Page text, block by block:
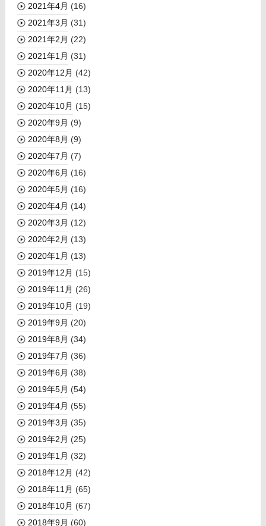
2021年4月 (16)
2021年3月 (31)
2021年2月 (22)
2021年1月 (31)
2020年12月 (42)
2020年11月 (13)
2020年10月 (15)
2020年9月 (9)
2020年8月 (9)
2020年7月 (7)
2020年6月 (16)
2020年5月 (16)
2020年4月 (14)
2020年3月 (12)
2020年2月 (13)
2020年1月 (13)
2019年12月 (15)
2019年11月 (26)
2019年10月 (19)
2019年9月 (20)
2019年8月 (34)
2019年7月 (36)
2019年6月 (38)
2019年5月 (54)
2019年4月 (55)
2019年3月 (35)
2019年2月 (25)
2019年1月 (32)
2018年12月 (42)
2018年11月 (65)
2018年10月 (67)
2018年9月 (60)